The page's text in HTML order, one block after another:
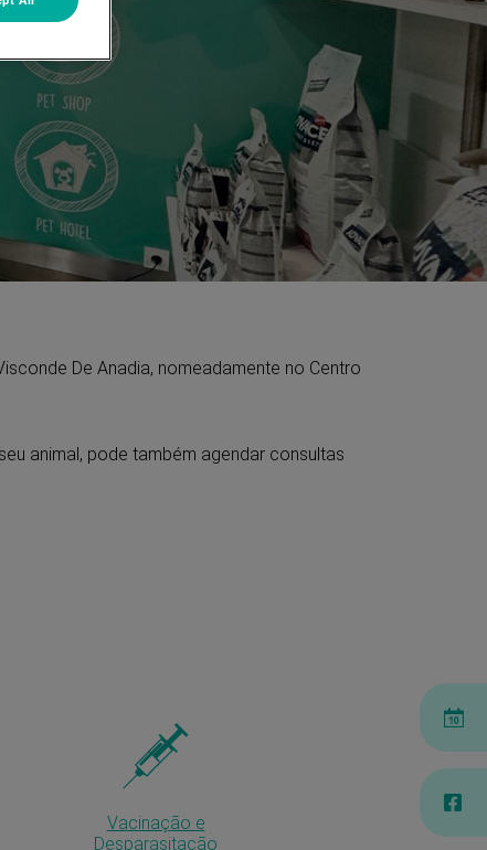
De Anadia, nomeadamente no Centro
animal, pode também agendar consultas
Vacinação e
Desparasitação